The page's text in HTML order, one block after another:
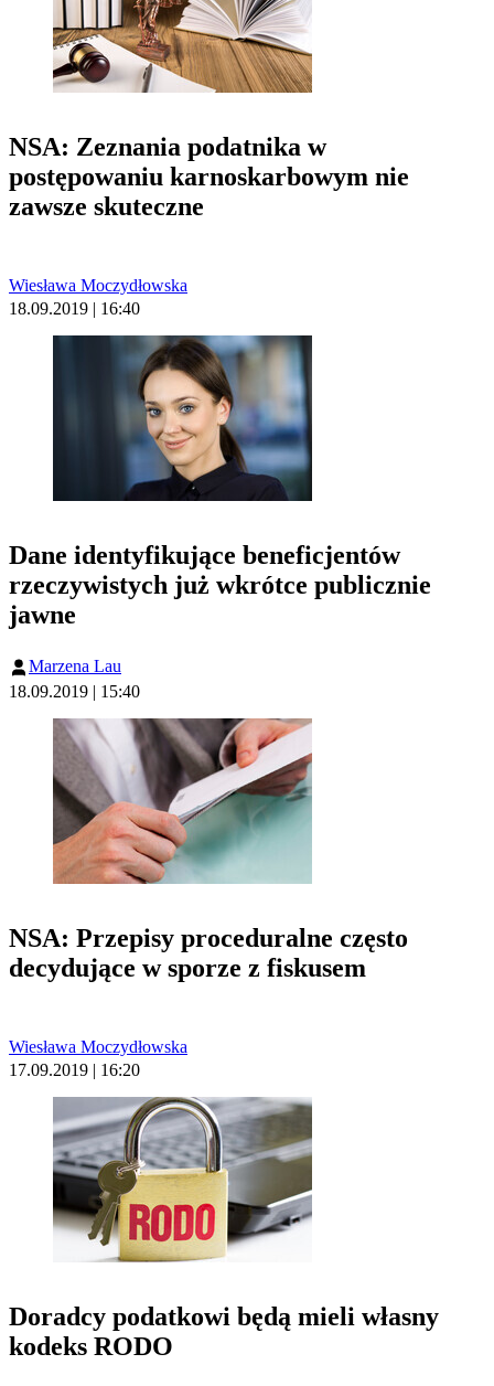
NSA: Zeznania podatnika w
postępowaniu karnoskarbowym nie
zawsze skuteczne
Wiesława Moczydłowska
18.09.2019 | 16:40
Dane identyfikujące beneficjentów
rzeczywistych już wkrótce publicznie
jawne
Marzena Lau
18.09.2019 | 15:40
NSA: Przepisy proceduralne często
decydujące w sporze z fiskusem
Wiesława Moczydłowska
17.09.2019 | 16:20
Doradcy podatkowi będą mieli własny
kodeks RODO